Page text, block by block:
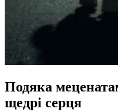
Подяка
щедрі серця